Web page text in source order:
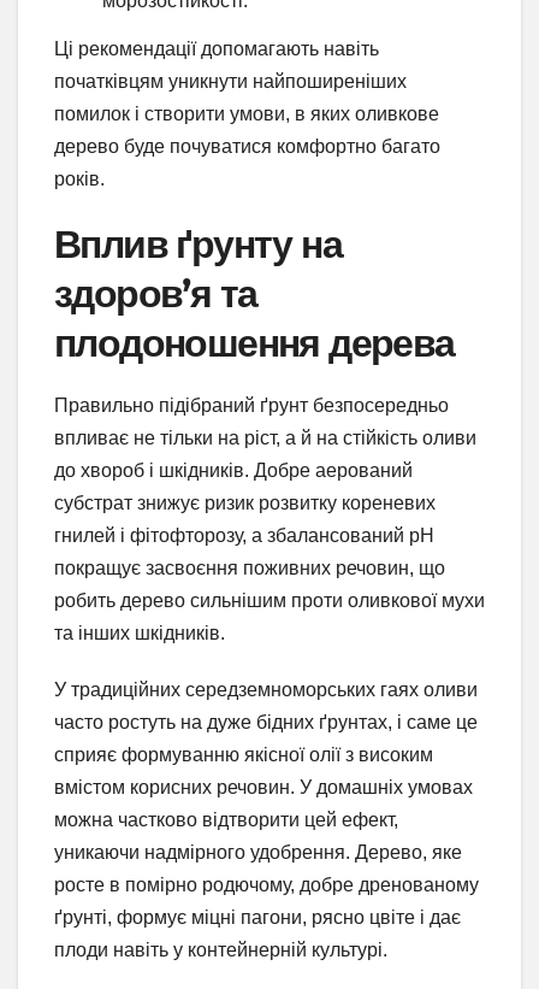
Ці рекомендації допомагають навіть
початківцям уникнути найпоширеніших
помилок і створити умови, в яких оливкове
дерево буде почуватися комфортно багато
років.
Вплив ґрунту на
здоров’я та
плодоношення дерева
Правильно підібраний ґрунт безпосередньо
впливає не тільки на ріст, а й на стійкість оливи
до хвороб і шкідників. Добре аерований
субстрат знижує ризик розвитку кореневих
гнилей і фітофторозу, а збалансований pH
покращує засвоєння поживних речовин, що
робить дерево сильнішим проти оливкової мухи
та інших шкідників.
У традиційних середземноморських гаях оливи
часто ростуть на дуже бідних ґрунтах, і саме це
сприяє формуванню якісної олії з високим
вмістом корисних речовин. У домашніх умовах
можна частково відтворити цей ефект,
уникаючи надмірного удобрення. Дерево, яке
росте в помірно родючому, добре дренованому
ґрунті, формує міцні пагони, рясно цвіте і дає
плоди навіть у контейнерній культурі.